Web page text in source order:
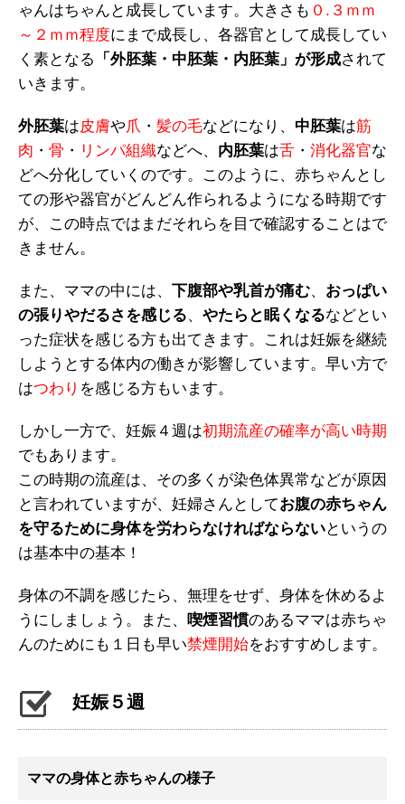
ゃんはちゃんと成長しています。大きさも ０.３ｍｍ
～２ｍｍ程度にまで成長し、各器官として成長してい
く素となる
「外胚葉・中胚葉・内胚葉」が形成されて
いきます。
外胚葉は皮膚や爪 ・ 髪の毛などになり、 中胚葉は筋
肉 ・ 骨 ・ リンパ組織などへ、 内胚葉は舌 ・ 消化器官な
どへ分化していくのです。このように、赤ちゃんとし
ての形や器官がどんどん作られるようになる時期です
が、この時点ではまだそれらを目で確認することはで
きません。
また、ママの中には、 下腹部や乳首が痛む、 おっぱい
の張りやだるさを感じる、 やたらと眠くなるなどとい
った症状を感じる方も出てきます。これは妊娠を継続
しようとする体内の働きが影響しています。早い方で
はつわり を感じる方もいます。
しかし一方で、妊娠４週は初期流産の確率が高い時期
でもあります。
この時期の流産は、その多くが染色体異常などが原因
と言われていますが、妊婦さんとしてお腹の赤ちゃん
を守るために身体を労わらなければならないというの
は基本中の基本！
身体の不調を感じたら、無理をせず、身体を休めるよ
うにしましょう。また、 喫煙習慣のあるママは赤ちゃ
んのためにも１日も早い禁煙開始をおすすめします。
妊娠５週
ママの身体と赤ちゃんの様子